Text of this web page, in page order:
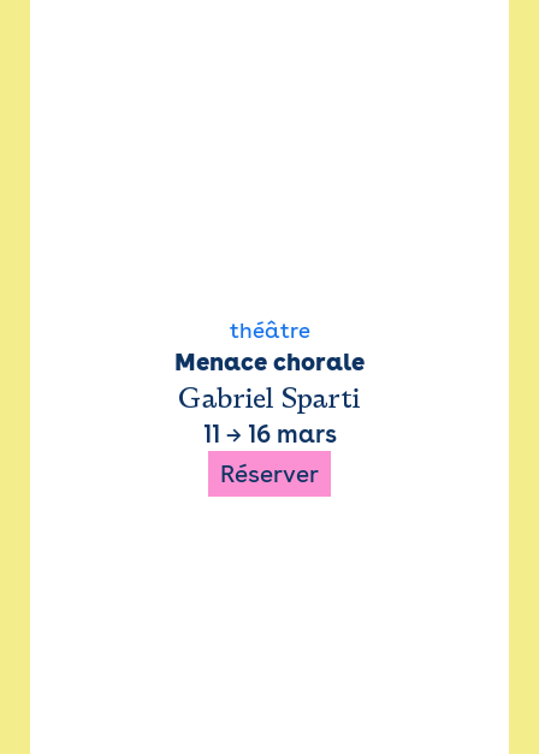
théâtre
Menace chorale
Gabriel Sparti
11 → 16 mars
Réserver